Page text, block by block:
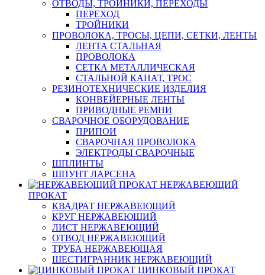
ОТВОДЫ, ТРОЙНИКИ, ПЕРЕХОДЫ
ПЕРЕХОД
ТРОЙНИКИ
ПРОВОЛОКА, ТРОСЫ, ЦЕПИ, СЕТКИ, ЛЕНТЫ
ЛЕНТА СТАЛЬНАЯ
ПРОВОЛОКА
СЕТКА МЕТАЛЛИЧЕСКАЯ
СТАЛЬНОЙ КАНАТ, ТРОС
РЕЗИНОТЕХНИЧЕСКИЕ ИЗДЕЛИЯ
КОНВЕЙЕРНЫЕ ЛЕНТЫ
ПРИВОДНЫЕ РЕМНИ
СВАРОЧНОЕ ОБОРУДОВАНИЕ
ПРИПОИ
СВАРОЧНАЯ ПРОВОЛОКА
ЭЛЕКТРОДЫ СВАРОЧНЫЕ
ШПЛИНТЫ
ШПУНТ ЛАРСЕНА
НЕРЖАВЕЮЩИЙ
ПРОКАТ
КВАДРАТ НЕРЖАВЕЮЩИЙ
КРУГ НЕРЖАВЕЮЩИЙ
ЛИСТ НЕРЖАВЕЮЩИЙ
ОТВОД НЕРЖАВЕЮЩИЙ
ТРУБА НЕРЖАВЕЮЩАЯ
ШЕСТИГРАННИК НЕРЖАВЕЮЩИЙ
ЦИНКОВЫЙ ПРОКАТ